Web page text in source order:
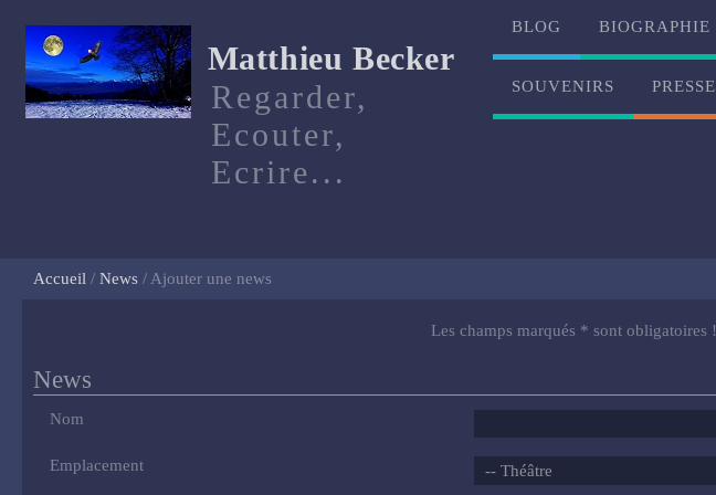
Matthieu Becker
Regarder,
Ecouter,
Ecrire...
BLOG BIOGRAPHIE
SOUVENIRS PRESSE
Accueil News Ajouter une news
Les champs marqués * sont obligatoires !
News
Nom
Emplacement